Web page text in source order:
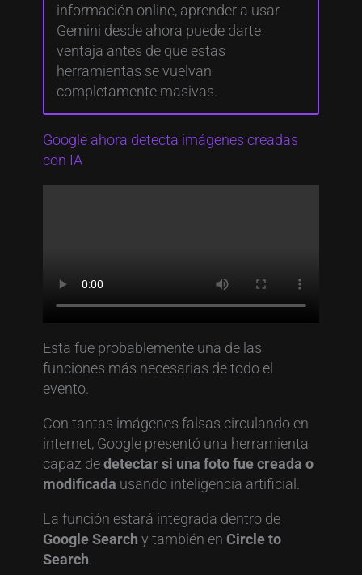
información online, aprender a usar
Gemini desde ahora puede darte
ventaja antes de que estas
herramientas se vuelvan
completamente masivas.
Google ahora detecta imágenes creadas
con IA
Esta fue probablemente una de las
funciones más necesarias de todo el
evento.
Con tantas imágenes falsas circulando en
internet, Google presentó una herramienta
capaz dedetectar si una foto fue creada o
modificada usando inteligencia artificial.
La función estará integrada dentro de
Google Search y también en Circle to
Search.